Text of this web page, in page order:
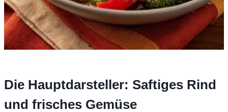
Die Hauptdarsteller: Saftiges Rind
und frisches Gemüse